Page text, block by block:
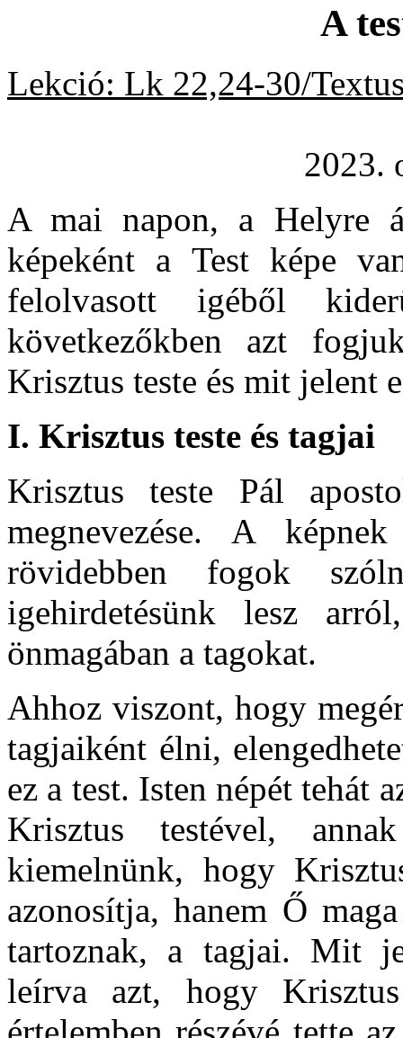
A
Lekció: Lk 22,24-30/
2023.
A mai napon, a Helyre
képeként a Test képe
felolvasott igéből
következőkben azt
Krisztus teste és mit jelent
I. Krisztus teste és tagjai
Krisztus
teste Pál
megnevezése. A
rövidebben fogok
igehirdetésünk lesz
önmagában a tagokat.
Ahhoz viszont, hogy
tagjaiként élni,
ez a test. Isten népét tehát
Krisztus testével,
kiemelnünk, hogy
azonosítja, hanem Ő
tartoznak, a tagjai. Mit
leírva azt, hogy